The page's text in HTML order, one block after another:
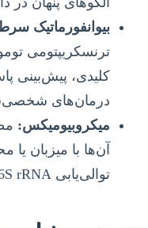
بیوانفورماتیک
ترنسکریپتومی
کلیدی، پیش‌بینی
درمان‌های
میکروبیومیکس:
آن‌ها با میزبان یا
توالی‌یابی 16S rRNA یا متاتراسکریپتومیکس.